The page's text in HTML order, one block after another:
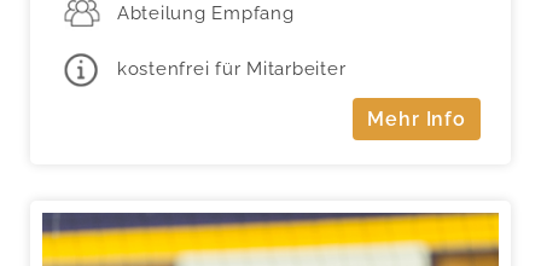
Abteilung Empfang
kostenfrei für Mitarbeiter
Mehr Info